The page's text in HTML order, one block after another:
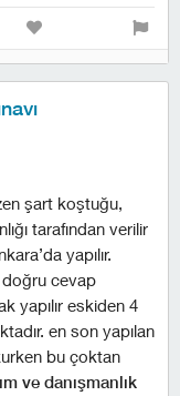
şart koştuğu,
tarafından verilir
yapılır.
cevap
yapılır eskiden 4
en son yapılan
bu çoktan
ve danışmanlık